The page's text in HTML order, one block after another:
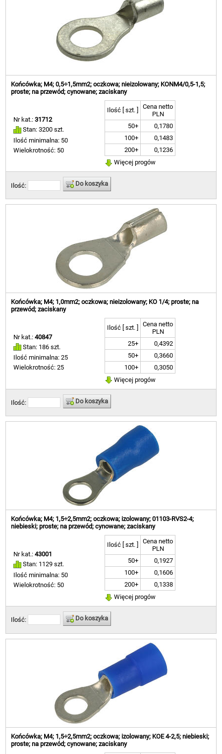
Końcówka; M4; 0,5÷1,5mm2; oczkowa; nieizolowany; KONM4/0,5-1,5;
proste; na przewód; cynowane; zaciskany
Nr kat.:31712
Stan: 3200 szt.
Ilość minimalna: 50
Wielokrotność: 50
Ilość [ szt. ]
Cena netto
PLN
50+
0,1780
100+
0,1483
200+
0,1236
Więcej progów
Ilość: Do koszyka
Końcówka; M4; 1,0mm2; oczkowa; nieizolowany; KO 1/4; proste; na
przewód; zaciskany
Nr kat.:40847
Stan: 186 szt.
Ilość minimalna: 25
Wielokrotność: 25
Ilość [ szt. ]
Cena netto
PLN
25+
0,4392
50+
0,3660
100+
0,3050
Więcej progów
Ilość: Do koszyka
Końcówka; M4; 1,5÷2,5mm2; oczkowa; izolowany; 01103-RVS2-4;
niebieski; proste; na przewód; cynowane; zaciskany
Nr kat.:43001
Stan: 1129 szt.
Ilość minimalna: 50
Wielokrotność: 50
Ilość [ szt. ]
Cena netto
PLN
50+
0,1927
100+
0,1606
200+
0,1338
Więcej progów
Ilość: Do koszyka
Końcówka; M4; 1,5÷2,5mm2; oczkowa; izolowany; KOE 4-2,5; niebieski;
proste; na przewód; cynowane; zaciskany